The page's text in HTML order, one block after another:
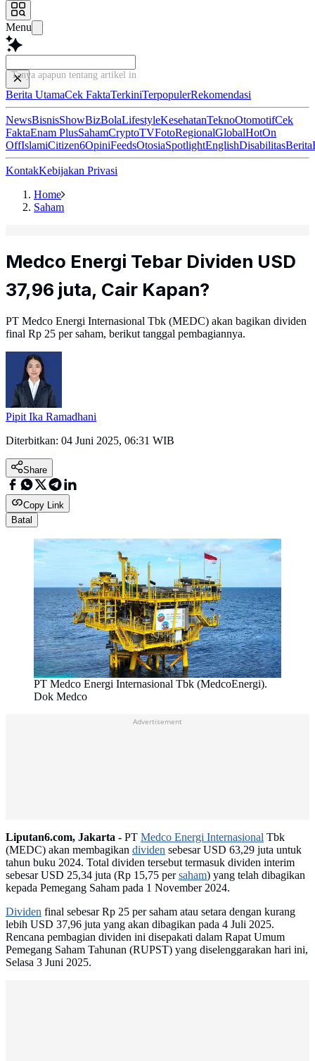
Menu
Tanya apapun tentang artikel ini...
Berita UtamaCek FaktaTerkiniTerpopulerRekomendasi
NewsBisnisShowBizBolaLifestyleKesehatanTeknoOtomotifCek
FaktaEnam PlusSahamCryptoTVFotoRegionalGlobalHotOn
OffIslamiCitizen6OpiniFeedsOtosiaSpotlightEnglishDisabilitasBerita
KontakKebijakan Privasi
Home
Saham
Medco Energi Tebar Dividen USD
37,96 juta, Cair Kapan?
PT Medco Energi Internasional Tbk (MEDC) akan bagikan dividen
final Rp 25 per saham, berikut tanggal pembagiannya.
Pipit Ika Ramadhani
Diterbitkan: 04 Juni 2025, 06:31 WIB
Share
Copy Link
Batal
PT Medco Energi Internasional Tbk (MedcoEnergi).
Dok Medco
Advertisement
Liputan6.com, Jakarta - PT Medco Energi Internasional Tbk
(MEDC) akan membagikan dividen sebesar USD 63,29 juta untuk
tahun buku 2024. Total dividen tersebut termasuk dividen interim
sebesar USD 25,34 juta (Rp 15,75 persaham) yang telah dibagikan
kepada Pemegang Saham pada 1 November 2024.
Dividen final sebesar Rp 25 per saham atau setara dengan kurang
lebih USD 37,96 juta yang akan dibagikan pada 4 Juli 2025.
Rencana pembagian dividen ini disepakati dalam Rapat Umum
Pemegang Saham Tahunan (RUPST) yang diselenggarakan hari ini,
Selasa 3 Juni 2025.